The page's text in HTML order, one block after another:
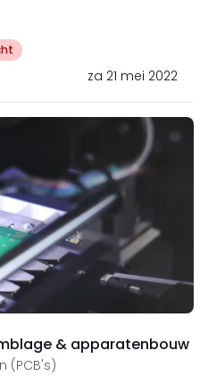
za 21 mei 2022
& apparatenbouw
(PCB's)